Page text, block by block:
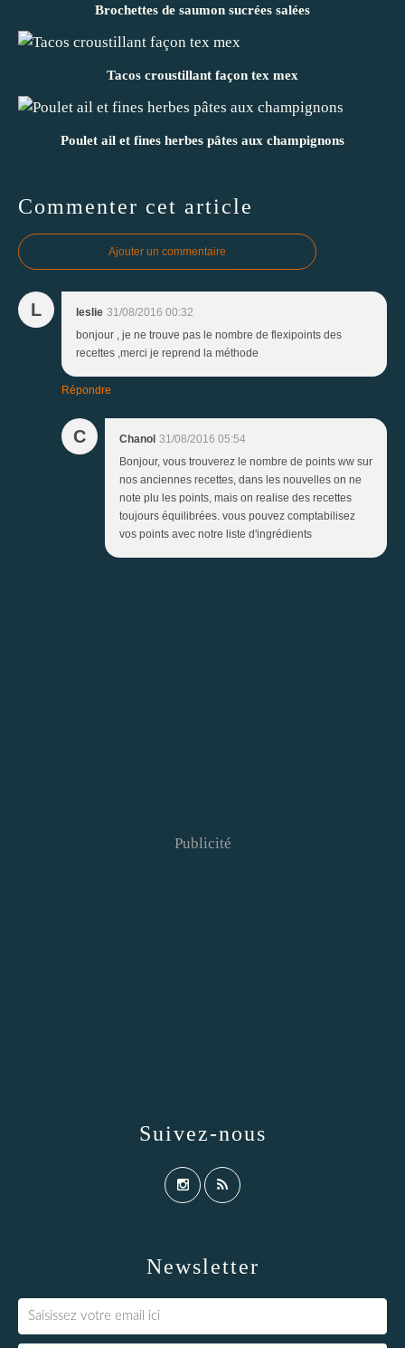
Brochettes de saumon sucrées salées
Tacos croustillant façon tex mex
Poulet ail et fines herbes pâtes aux champignons
Commenter cet article
Ajouter un commentaire
L leslie 31/08/2016 00:32
bonjour , je ne trouve pas le nombre de flexipoints des
recettes ,merci je reprend la méthode
Répondre
C Chanol 31/08/2016 05:54
Bonjour, vous trouverez le nombre de points ww sur
nos anciennes recettes, dans les nouvelles on ne
note plu les points, mais on realise des recettes
toujours équilibrées. vous pouvez comptabilisez
vos points avec notre liste d'ingrédients
Newsletter
Publicité
Suivez-nous